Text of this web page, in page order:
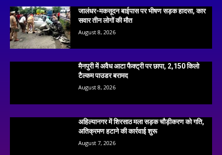
जालंधर-मकसूदन बाईपास पर भीषण सड़क हादसा, कार
सवार तीन लोगों की मौत
August 8, 2026
मैनपुरी में अवैध आटा फैक्ट्री पर छापा, 2,150 किलो
टैल्कम पाउडर बरामद
August 8, 2026
अहिल्यानगर में शिरसाठ मला सड़क चौड़ीकरण को गति,
अतिक्रमण हटाने की कार्रवाई शुरू
August 7, 2026